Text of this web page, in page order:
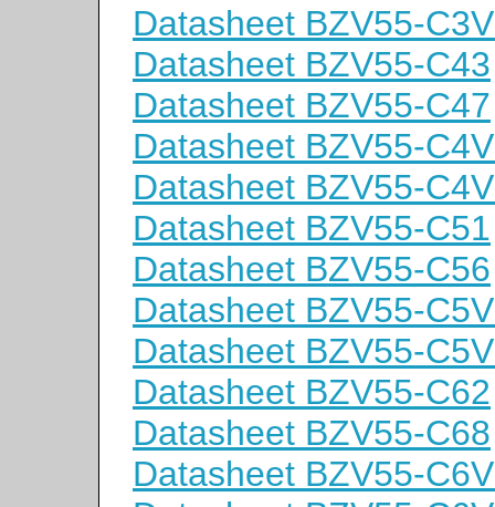
Datasheet BZV55-
Datasheet BZV55-C43
Datasheet BZV55-C47
Datasheet BZV55-
Datasheet BZV55-
Datasheet BZV55-C51
Datasheet BZV55-C56
Datasheet BZV55-
Datasheet BZV55-
Datasheet BZV55-C62
Datasheet BZV55-C68
Datasheet BZV55-